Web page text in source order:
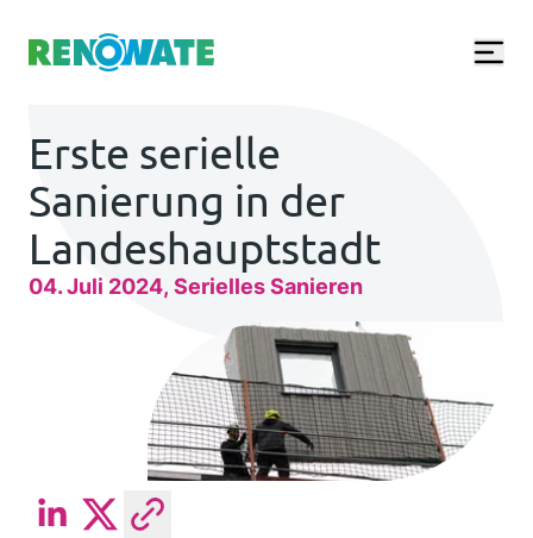
04. Juli 2024 Serielles Sanieren
Erste serielle
Sanierung in der
Landeshauptstadt